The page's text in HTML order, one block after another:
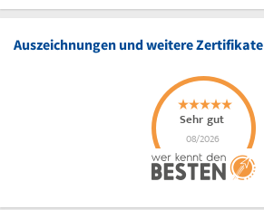
Auszeichnungen und weitere Zertifikate